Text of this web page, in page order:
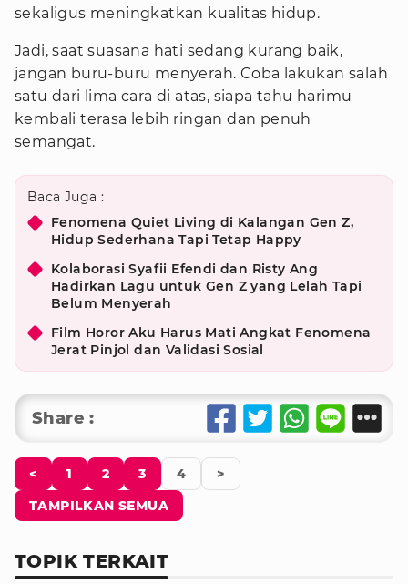
sekaligus meningkatkan kualitas hidup.
Jadi, saat suasana hati sedang kurang baik,
jangan buru-buru menyerah. Coba lakukan salah
satu dari lima cara di atas, siapa tahu harimu
kembali terasa lebih ringan dan penuh
semangat.
Baca Juga :
Fenomena Quiet Living di Kalangan Gen Z,
Hidup Sederhana Tapi Tetap Happy
Kolaborasi Syafii Efendi dan Risty Ang
Hadirkan Lagu untuk Gen Z yang Lelah Tapi
Belum Menyerah
Film Horor Aku Harus Mati Angkat Fenomena
Jerat Pinjol dan Validasi Sosial
Share :
< 1 2 3 4
>
TAMPILKAN SEMUA
TOPIK TERKAIT